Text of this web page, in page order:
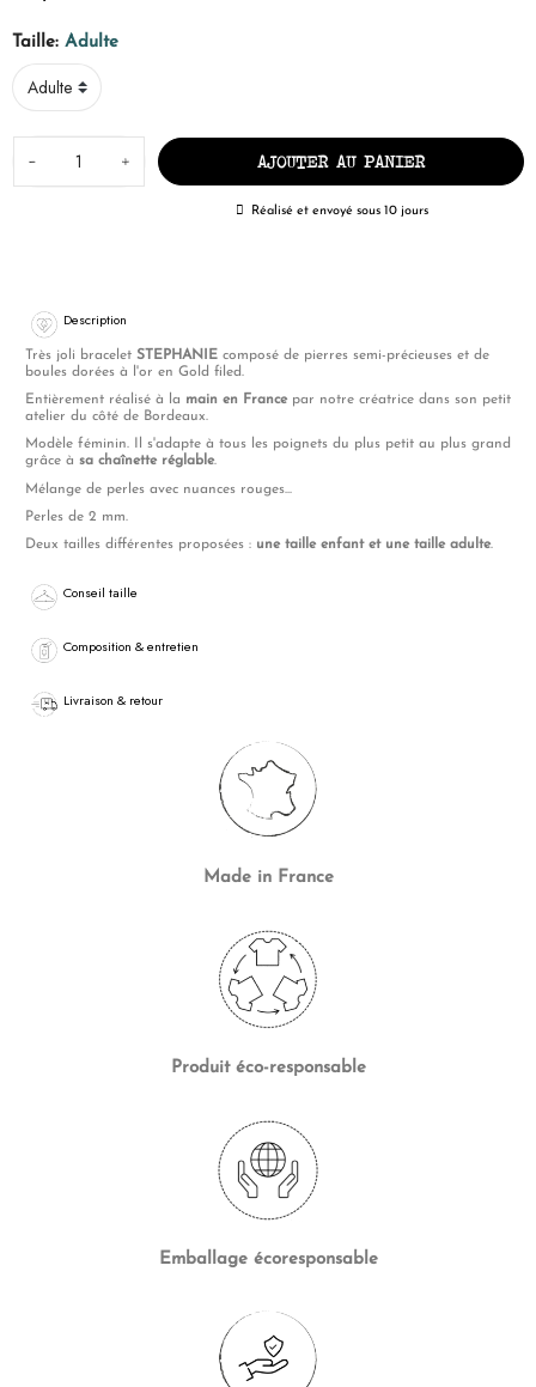
Taille: Adulte
- + AJOUTER AU PANIER
Réalisé et envoyé sous 10 jours
Description
Très joli bracelet STEPHANIE composé de pierres semi-précieuses et de
boules dorées à l'or en Gold filed.
Entièrement réalisé à la main en Francepar notre créatrice dans son petit
atelier du côté de Bordeaux.
Modèle féminin. Il s'adapte à tous les poignets du plus petit au plus grand
grâce à sa chaînette réglable.
Mélange de perles avec nuances rouges...
Perles de 2 mm.
Deux tailles différentes proposées : une taille enfant et une taille adulte.
Conseil taille
Composition & entretien
Livraison & retour
Made in France
Produit éco-responsable
Emballage écoresponsable